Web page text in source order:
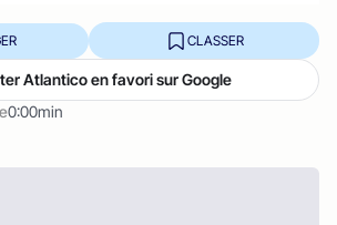
0:00min
CLASSER
Atlantico en favori sur Google